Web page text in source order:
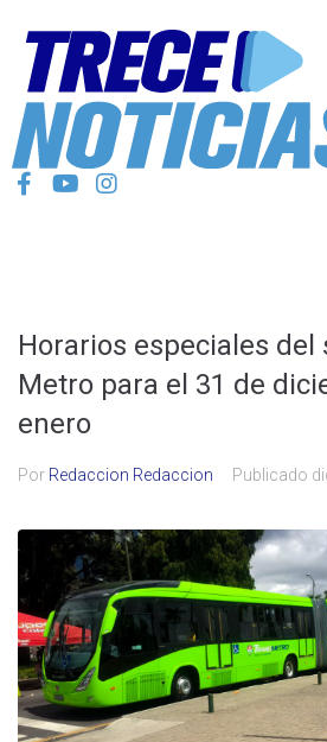
Horarios especiales del
Metro para el 31 de
enero
Por Redaccion Redaccion Publicado